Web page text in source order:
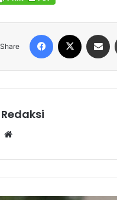
Share
Facebook
Redaksi